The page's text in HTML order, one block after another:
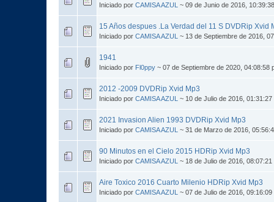
Iniciado por CAMISA AZUL ~ 09 de Junio de 2016,
15 Años despues .La Verdad del 11 S DVDRip Xvid
Iniciado por CAMISA AZUL ~ 13 de Septiembre de 2016,
1941
Iniciado por Fl0ppy ~ 07 de Septiembre de 2020, 04:08:58
2012 -2009 DVDRip Xvid Mp3
Iniciado por CAMISA AZUL ~ 10 de Julio de 2016, 01:31:27
2021 Invasion Alien 1993 DVDRip Xvid Mp3
Iniciado por CAMISA AZUL ~ 31 de Marzo de 2016,
90 Minutos en el Cielo 2015 HDRip Xvid Mp3
Iniciado por CAMISA AZUL ~ 18 de Julio de 2016, 08:07:21
Aire Toxico 2016 Cuarto Milenio HDRip Xvid Mp3
Iniciado por CAMISA AZUL ~ 07 de Julio de 2016, 09:16:09